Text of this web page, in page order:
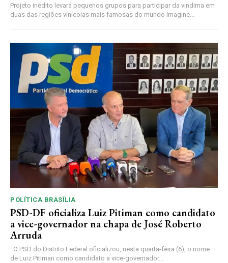
Projeto inédito levará pequenos grupos para participar da vindima em
duas das regiões vinícolas mais famosas do mundo Imagine...
POLÍTICA BRASÍLIA
PSD-DF oficializa Luiz Pitiman como candidato
a vice-governador na chapa de José Roberto
Arruda
de Luiz Pitiman como candidato a vice-governador...